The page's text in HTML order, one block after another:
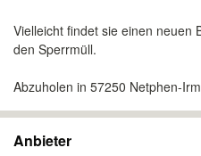
Vielleicht findet sie einen neuen
den Sperrmüll.
Abzuholen in 57250 Netphen-
Anbieter